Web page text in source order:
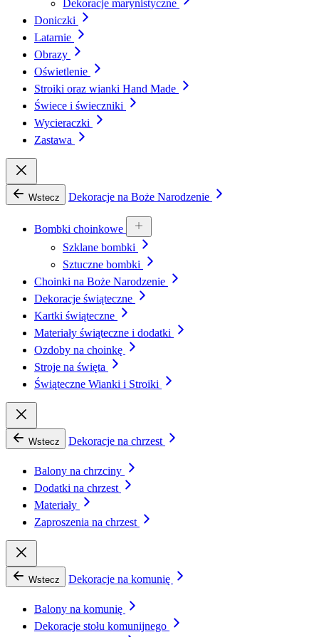
Dekoracje marynistyczne
Doniczki
Latarnie
Obrazy
Oświetlenie
Stroiki oraz wianki Hand Made
Świece i świeczniki
Wycieraczki
Zastawa
Wstecz Dekoracje na Boże Narodzenie
Bombki choinkowe
Szklane bombki
Sztuczne bombki
Choinki na Boże Narodzenie
Dekoracje świąteczne
Kartki świąteczne
Materiały świąteczne i dodatki
Ozdoby na choinkę
Stroje na święta
Świąteczne Wianki i Stroiki
Wstecz Dekoracje na chrzest
Balony na chrzciny
Dodatki na chrzest
Materiały
Zaproszenia na chrzest
Wstecz Dekoracje na komunię
Balony na komunię
Dekoracje stołu komunijnego